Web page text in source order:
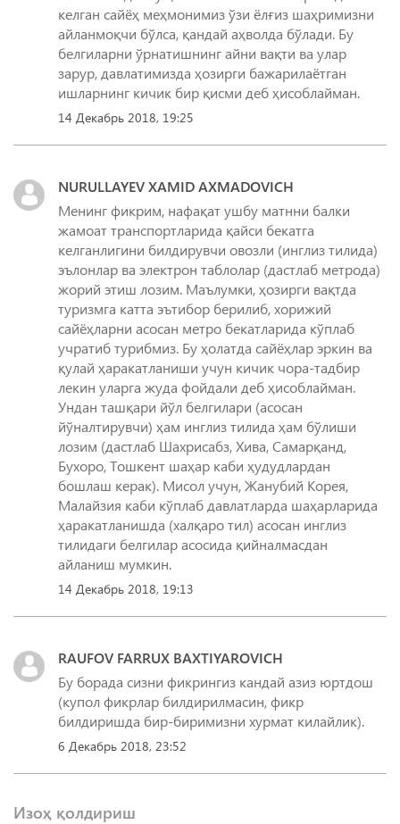
келган сайёҳ меҳмонимиз ўзи ёлғиз шаҳримизни
айланмоқчи бўлса, қандай аҳволда бўлади. Бу
белгиларни ўрнатишнинг айни вақти ва улар
зарур, давлатимизда ҳозирги бажарилаётган
ишларнинг кичик бир қисми деб ҳисоблайман.
14 Декабрь 2018, 19:25
NURULLAYEV XAMID AXMADOVICH
Менинг фикрим, нафақат ушбу матнни балки
жамоат транспортларида қайси бекатга
келганлигини билдирувчи овозли (инглиз тилида)
эълонлар ва электрон таблолар (дастлаб метрода)
жорий этиш лозим. Маълумки, ҳозирги вақтда
туризмга катта эътибор берилиб, хорижий
сайёҳларни асосан метро бекатларида кўплаб
учратиб турибмиз. Бу ҳолатда сайёҳлар эркин ва
қулай ҳаракатланиши учун кичик чора-тадбир
лекин уларга жуда фойдали деб ҳисоблайман.
Ундан ташқари йўл белгилари (асосан
йўналтирувчи) ҳам инглиз тилида ҳам бўлиши
лозим (дастлаб Шахрисабз, Хива, Самарқанд,
Бухоро, Тошкент шаҳар каби ҳудудлардан
бошлаш керак). Мисол учун, Жанубий Корея,
Малайзия каби кўплаб давлатларда шаҳарларида
ҳаракатланишда (халқаро тил) асосан инглиз
тилидаги белгилар асосида қийналмасдан
айланиш мумкин.
14 Декабрь 2018, 19:13
RAUFOV FARRUX BAXTIYAROVICH
Бу борада сизни фикрингиз кандай азиз юртдош
(купол фикрлар билдирилмасин, фикр
билдиришда бир-биримизни хурмат килайлик).
6 Декабрь 2018, 23:52
Изоҳ қолдириш